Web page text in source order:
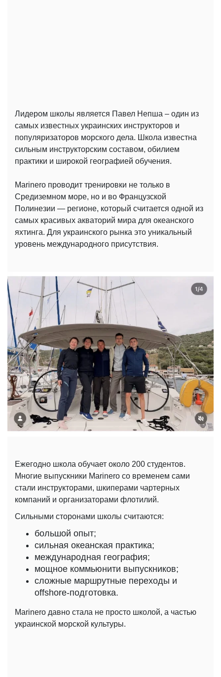
Лидером школы является Павел Непша – один из
самых известных украинских инструкторов и
популяризаторов морского дела. Школа известна
сильным инструкторским составом, обилием
практики и широкой географией обучения.
Marinero проводит тренировки не только в
Средиземном море, но и во Французской
Полинезии — регионе, который считается одной из
самых красивых акваторий мира для океанского
яхтинга. Для украинского рынка это уникальный
уровень международного присутствия.
Ежегодно школа обучает около 200 студентов.
Многие выпускники Marinero со временем сами
стали инструкторами, шкиперами чартерных
компаний и организаторами флотилий.
Сильными сторонами школы считаются:
большой опыт;
сильная океанская практика;
международная география;
мощное коммьюнити выпускников;
сложные маршрутные переходы и
offshore-подготовка.
Marinero давно стала не просто школой, а частью
украинской морской культуры.